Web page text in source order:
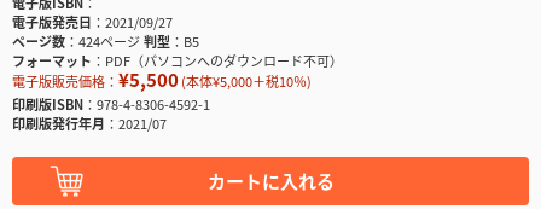
電子版発売日
2021/09/27
ページ数
424ページ判型
B5
フォーマット
PDF（パソコンへのダウンロード不可）
電子版販売価格： ¥5,500(本体¥5,000＋税10％)
印刷版ISBN
978-4-8306-4592-1
印刷版発行年月
2021/07
カートに入れる